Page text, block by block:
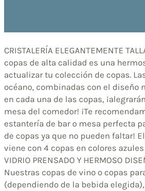
CRISTALERÍA ELEGANTEMENTE
copas de alta calidad es una
actualizar tu colección de copas.
océano, combinadas con el diseño
en cada una de las copas,
mesa del comedor! ¡Te
estantería de bar o mesa perfecta
de copas ya que no pueden faltar!
viene con 4 copas en colores
VIDRIO PRENSADO Y HERMOSO
Nuestras copas de vino o copas
(dependiendo de la bebida